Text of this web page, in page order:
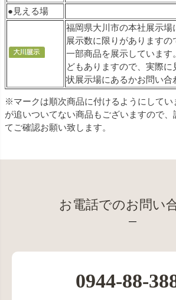
●見える場
福岡県大川市の本社展示場
展示数に限りがあります
一部商品を展示しています
どもありますので、実際に
状展示場にあるかお問い合
※マークは順次商品に付けるようにしてい
が追いついてない商品もございますので、
てご確認お願い致します。
お電話でのお問い
0944-88-